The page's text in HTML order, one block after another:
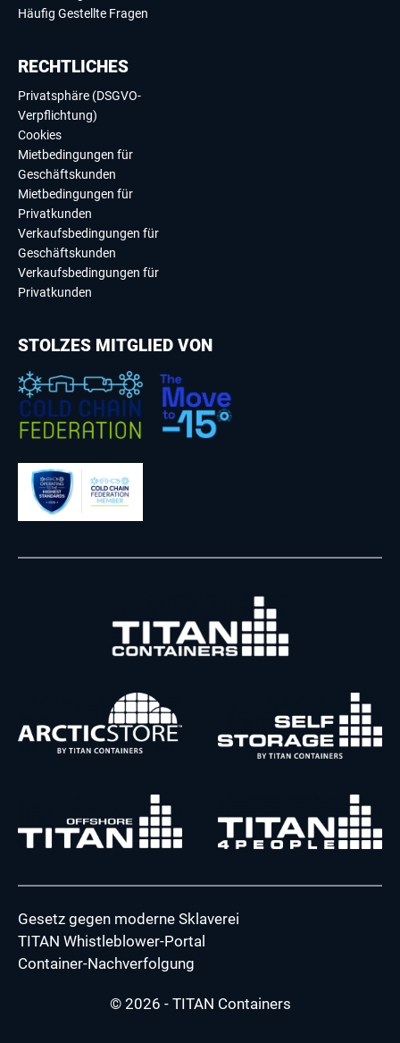
Häufig Gestellte Fragen
RECHTLICHES
Privatsphäre (DSGVO-
Verpflichtung)
Cookies
Mietbedingungen für
Geschäftskunden
Mietbedingungen für
Privatkunden
Verkaufsbedingungen für
Geschäftskunden
Verkaufsbedingungen für
Privatkunden
STOLZES MITGLIED VON
Gesetz gegen moderne Sklaverei
TITAN Whistleblower-Portal
Container-Nachverfolgung
© 2026 - TITAN Containers